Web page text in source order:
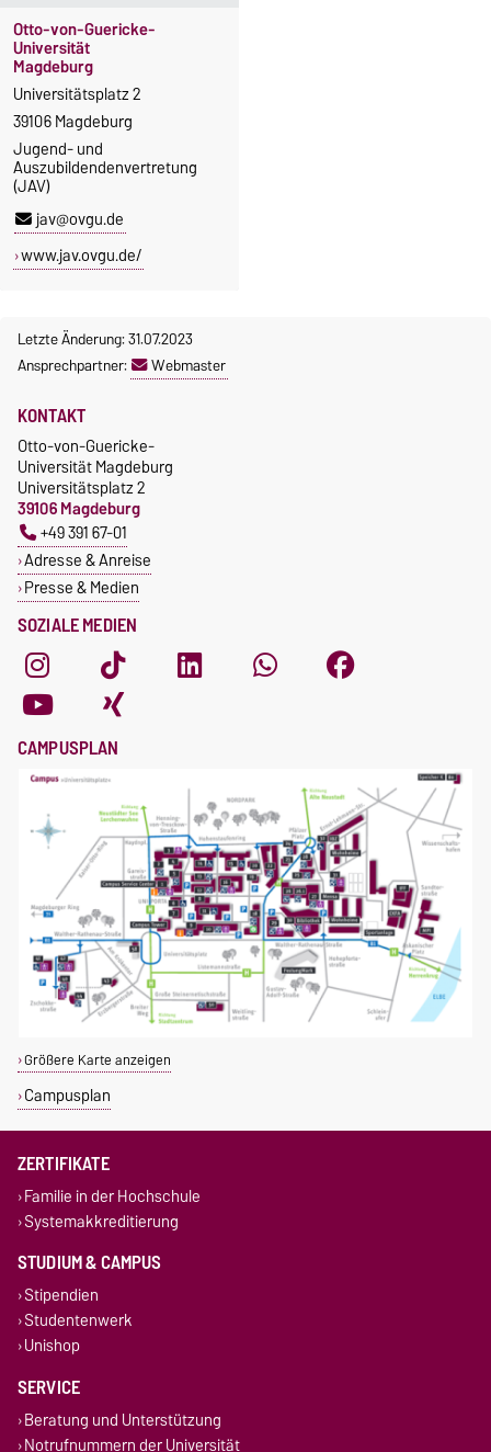
Otto-von-Guericke-
Universität
Magdeburg
Universitätsplatz 2
39106 Magdeburg
Jugend- und
Auszubildendenvertretung
(JAV)
jav@ovgu.de
www.jav.ovgu.de/
Letzte Änderung: 31.07.2023
Ansprechpartner:
Webmaster
SOZIALE MEDIEN
KONTAKT
Otto-von-Guericke-
Universität Magdeburg
Universitätsplatz 2
39106 Magdeburg
+49 391 67-01
Adresse & Anreise
Presse & Medien
CAMPUSPLAN
Größere Karte anzeigen
Campusplan
ZERTIFIKATE
Familie in der Hochschule
Systemakkreditierung
STUDIUM & CAMPUS
Stipendien
Studentenwerk
Unishop
SERVICE
Beratung und Unterstützung
Notrufnummern der Universität